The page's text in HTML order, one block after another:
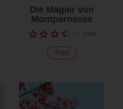
Die Magier von
Montparnasse
(160)
Print